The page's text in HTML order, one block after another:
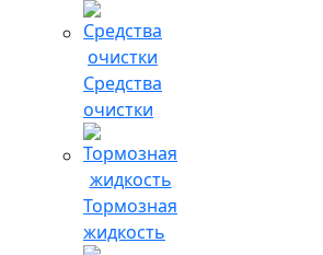
Средства
очистки
Тормозная
жидкость